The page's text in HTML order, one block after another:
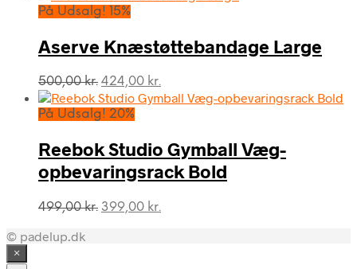
pris
750,00 kr.. 749,00 kr..
På Udsalg! 15%
Aserve Knæstøttebandage Large
500,00kr. Den
oprindelige
pris
500,00 kr..
424,00 kr.
aktuelle
424,00 kr..
På Udsalg! 20%
Reebok Studio Gymball Væg-
opbevaringsrack Bold
499,00kr. Den
399,00 kr.
© padelup.dk
×